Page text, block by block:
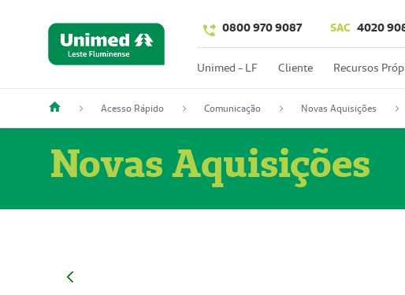
0800 970 9087 SAC 4020
Unimed - LF Cliente Recursos
Acesso Rápido Comunicação Novas Aquisições
Novas Aquisições